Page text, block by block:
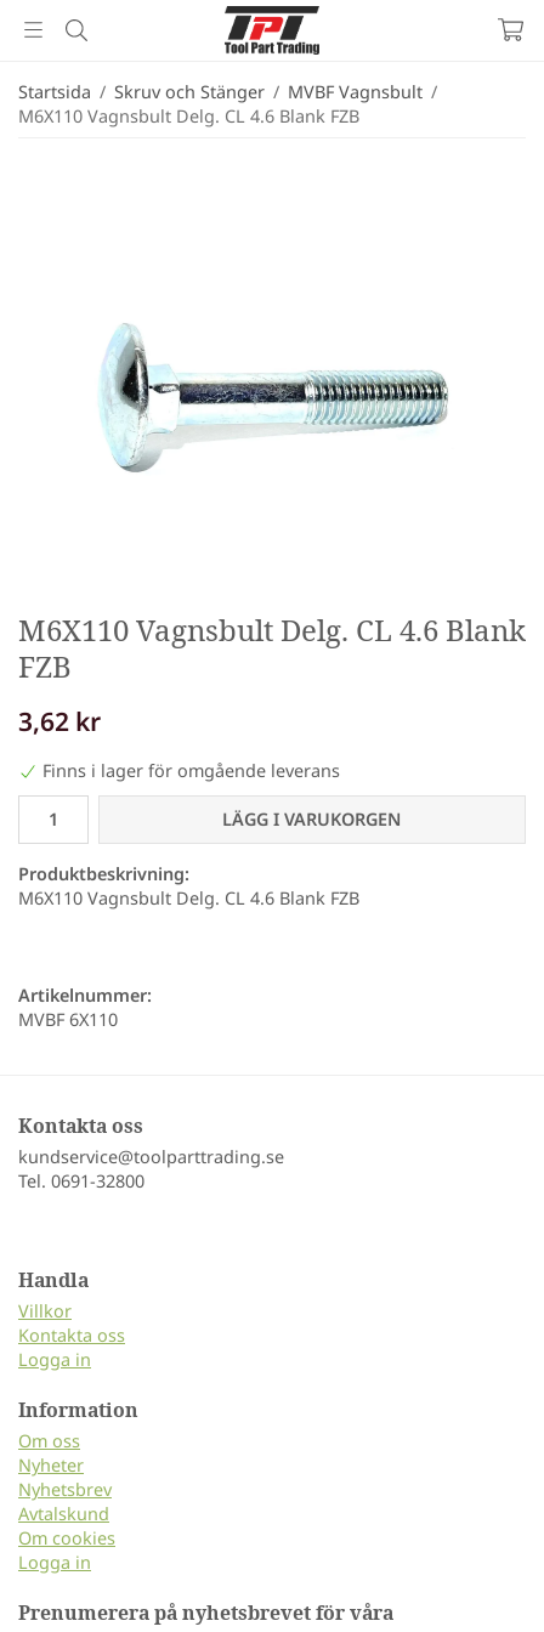
Startsida / Skruv och Stänger / MVBF Vagnsbult /
M6X110 Vagnsbult Delg. CL 4.6 Blank FZB
M6X110 Vagnsbult Delg. CL 4.6 Blank
FZB
3,62 kr
Finns i lager för omgående leverans
LÄGG I VARUKORGEN
Produktbeskrivning:
M6X110 Vagnsbult Delg. CL 4.6 Blank FZB
Artikelnummer:
MVBF 6X110
Kontakta oss
kundservice@toolparttrading.se
Tel. 0691-32800
Handla
Villkor
Kontakta oss
Logga in
Information
Om oss
Nyheter
Nyhetsbrev
Avtalskund
Om cookies
Logga in
Prenumerera på nyhetsbrevet för våra